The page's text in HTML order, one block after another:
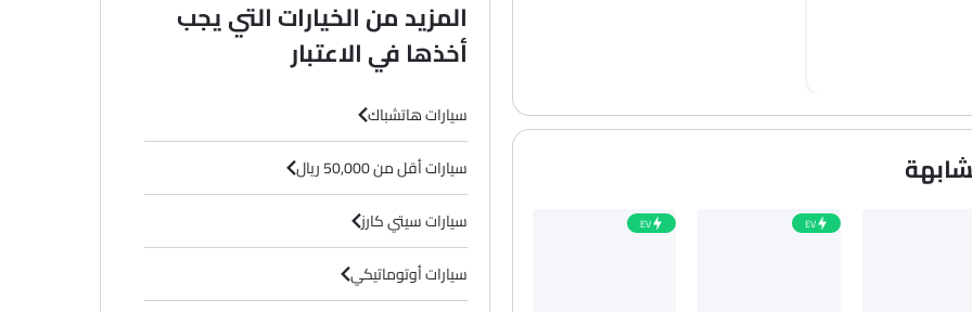
EV
EV
المزيد من الخيارات التي يجب
أخذها في الاعتبار
سيارات هاتشباك
سيارات أقل من 50,000 ريال
سيارات سيتي كارز
سيارات أوتوماتيكي